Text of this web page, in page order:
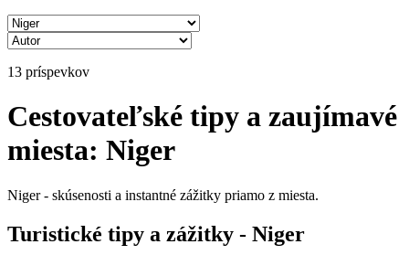
13 príspevkov
Cestovateľské tipy a zaujímavé
miesta: Niger
Niger - skúsenosti a instantné zážitky priamo z miesta.
Turistické tipy a zážitky - Niger